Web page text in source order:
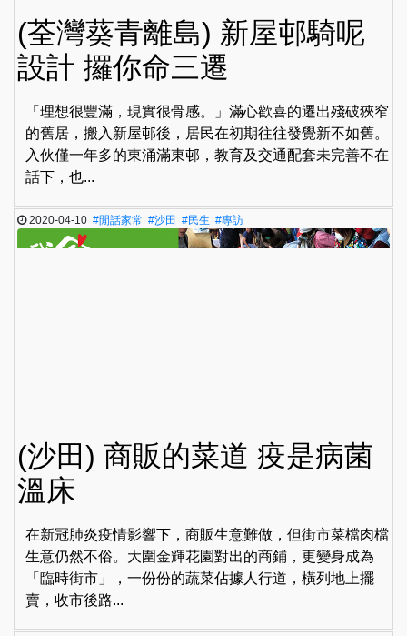
(荃灣葵青離島) 新屋邨騎呢
設計 攞你命三遷
「理想很豐滿，現實很骨感。」滿心歡喜的遷出殘破狹窄
的舊居，搬入新屋邨後，居民在初期往往發覺新不如舊。
入伙僅一年多的東涌滿東邨，教育及交通配套未完善不在
話下，也...
2020-04-10#閒話家常 #沙田 #民生 #專訪
(沙田) 商販的菜道 疫是病菌
溫床
在新冠肺炎疫情影響下，商販生意難做，但街市菜檔肉檔
生意仍然不俗。大圍金輝花園對出的商鋪，更變身成為
「臨時街市」，一份份的蔬菜佔據人行道，橫列地上擺
賣，收市後路...